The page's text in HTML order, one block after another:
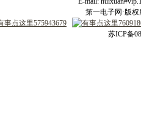
第一电子网·版权
苏ICP备